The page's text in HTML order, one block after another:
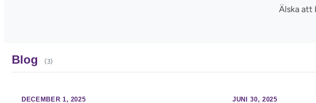
Älska att
Blog (3)
DECEMBER 1, 2025 JUNI 30, 2025